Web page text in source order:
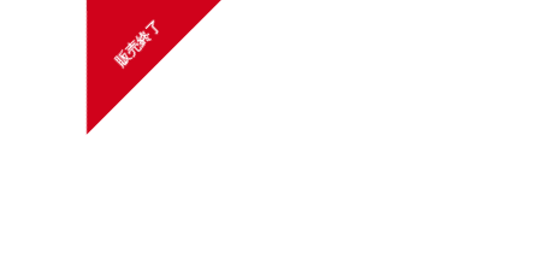
販売終了